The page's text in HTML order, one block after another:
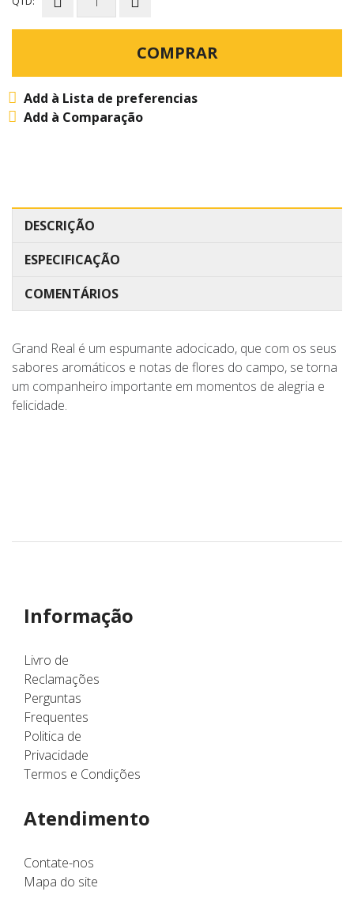
COMPRAR
Add à Lista de preferencias
Add à Comparação
DESCRIÇÃO
ESPECIFICAÇÃO
COMENTÁRIOS
Grand Real é um espumante adocicado, que com os seus
sabores aromáticos e notas de flores do campo, se torna
um companheiro importante em momentos de alegria e
felicidade.
Informação
Livro de
Reclamações
Perguntas
Frequentes
Politica de
Privacidade
Termos e Condições
Atendimento
Contate-nos
Mapa do site